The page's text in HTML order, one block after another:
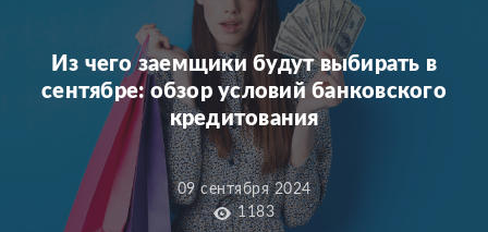
Из чего заемщики будут выбирать в
сентябре: обзор условий банковского
кредитования
09 сентября 2024
1183